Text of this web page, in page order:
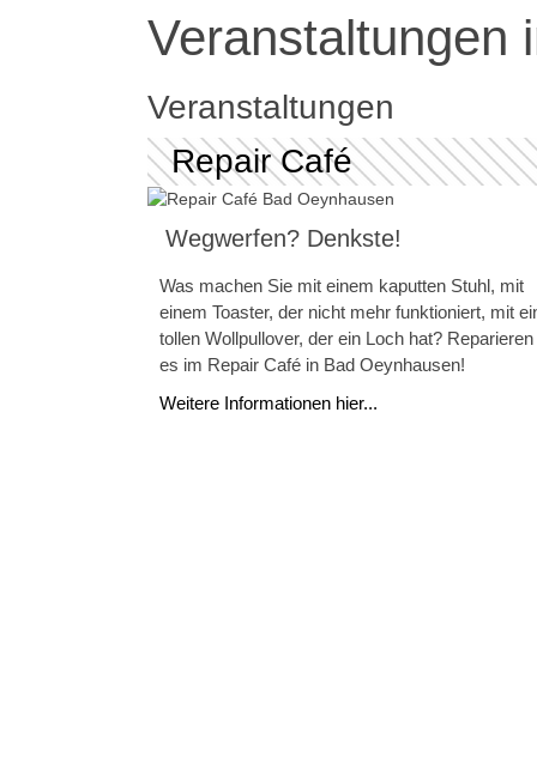
Veranstaltungen
Veranstaltungen
Repair Café
Wegwerfen? Denkste!
Was machen Sie mit einem kaputten Stuhl, mit
einem Toaster, der nicht mehr funktioniert, mit
tollen Wollpullover, der ein Loch hat?
es im Repair Café in Bad Oeynhausen!
Weitere Informationen hier...